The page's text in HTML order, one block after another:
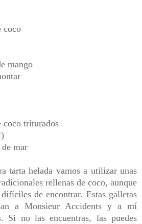
coco
mango
coco triturados
de mar
tarta helada vamos a utilizar unas
rellenas de coco, aunque
de encontrar. Estas galletas
a Monsieur Accidents y a mí
Si no las encuentras, las puedes